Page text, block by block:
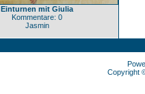
Einturnen mit Giulia
Kommentare: 0
Jasmin
Copyright